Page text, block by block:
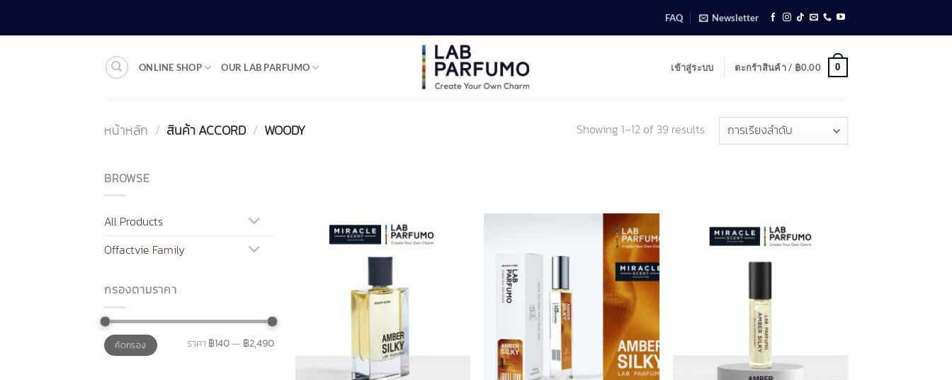
FAQ Newsletter
ONLINE SHOP OUR LAB PARFUMO เข้าสู่ระบบ ตะกร้าสินค้า / ฿0.00 0
หน้าหลัก / สินค้า ACCORD / WOODY Showing 1–12 of 39 results
BROWSE
All Products
Offactvie Family
กรองตามราคา
ราคา
ต่ำ
สุด
ราคา
สูงสุดคัดกรอง ราคา ฿140— ฿2,490
Add to
wishlist